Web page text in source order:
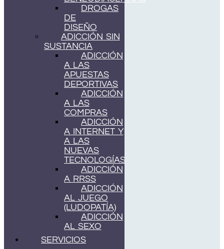
DROGAS
DE
DISEÑO
ADICCIÓN SIN
SUSTANCIA
ADICCIÓN
A LAS
APUESTAS
DEPORTIVAS
ADICCIÓN
A LAS
COMPRAS
ADICCIÓN
A INTERNET Y
A LAS
NUEVAS
TECNOLOGÍAS
ADICCIÓN
A RRSS
ADICCIÓN
AL JUEGO
(LUDOPATÍA)
ADICCIÓN
AL SEXO
SERVICIOS